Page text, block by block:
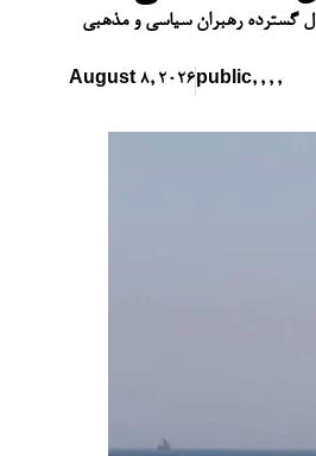
گسترده رهبران سیاسی و مذهبی
August 8, 2026 public, , , ,